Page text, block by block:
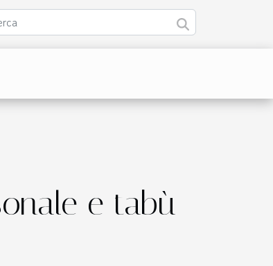
e tabù